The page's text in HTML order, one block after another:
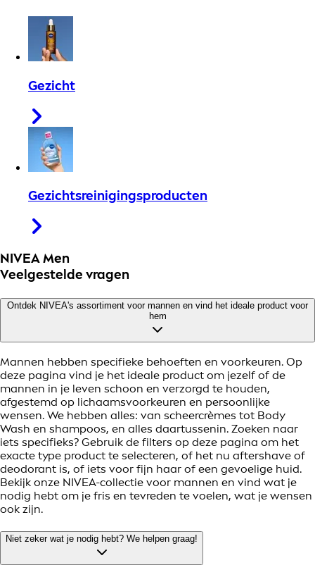
Gezicht
Gezichtsreinigingsproducten
NIVEA Men
Veelgestelde vragen
Ontdek NIVEA's assortiment voor mannen en vind het ideale product voor
hem
Mannen hebben specifieke behoeften en voorkeuren. Op
deze pagina vind je het ideale product om jezelf of de
mannen in je leven schoon en verzorgd te houden,
afgestemd op lichaamsvoorkeuren en persoonlijke
wensen. We hebben alles: van scheercrèmes tot Body
Wash en shampoos, en alles daartussenin. Zoeken naar
iets specifieks? Gebruik de filters op deze pagina om het
exacte type product te selecteren, of het nu aftershave of
deodorant is, of iets voor fijn haar of een gevoelige huid.
Bekijk onze NIVEA-collectie voor mannen en vind wat je
nodig hebt om je fris en tevreden te voelen, wat je wensen
ook zijn.
Niet zeker wat je nodig hebt? We helpen graag!